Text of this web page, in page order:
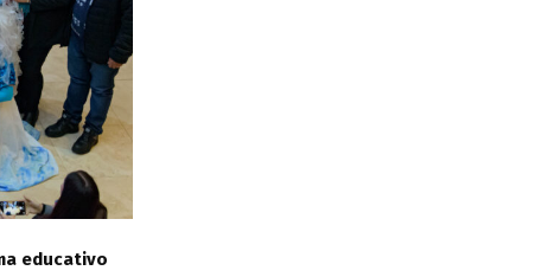
educativo